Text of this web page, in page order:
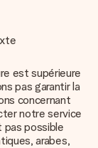
est supérieure
pas garantir la
concernant
notre service
pas possible
arabes,